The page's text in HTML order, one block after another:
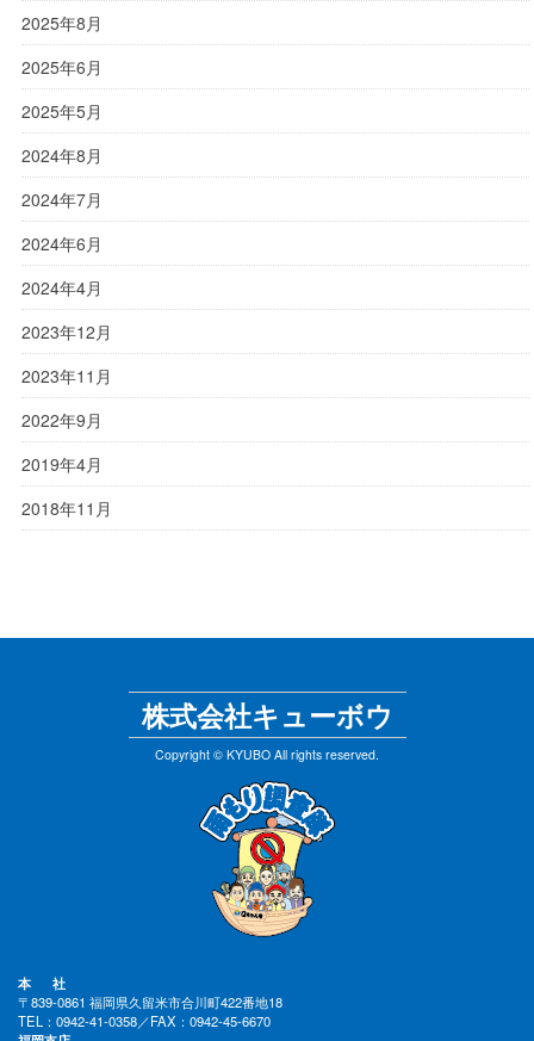
2025年8月
2025年6月
2025年5月
2024年8月
2024年7月
2024年6月
2024年4月
2023年12月
2023年11月
2022年9月
2019年4月
2018年11月
株式会社キューボウ
Copyright © KYUBO All rights reserved.
本 社
〒839-0861 福岡県久留米市合川町422番地18
TEL：0942-41-0358／FAX：0942-45-6670